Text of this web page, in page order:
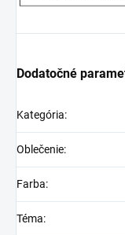
Dodatočné
Kategória:
Oblečenie:
Farba:
Téma: